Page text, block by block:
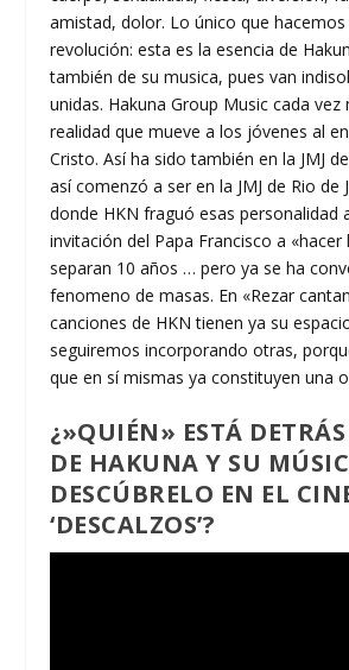
amistad, dolor. Lo único que
revolución: esta es la esencia de
también de su musica, pues van
unidas. Hakuna Group Music cada vez
realidad que mueve a los jóvenes al
Cristo. Así ha sido también en la JMJ
así comenzó a ser en la JMJ de Rio de
donde HKN fraguó esas personalidad
invitación del Papa Francisco a
separan 10 años … pero ya se ha
fenomeno de masas. En «Rezar
canciones de HKN tienen ya su
seguiremos incorporando otras,
que en sí mismas ya constituyen una
¿»QUIÉN» ESTÁ
DE HAKUNA Y SU
DESCÚBRELO EN EL
‘DESCALZOS’?